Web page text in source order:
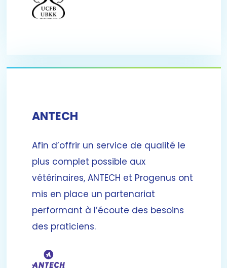
ANTECH
Afin d’offrir un service de qualité le
plus complet possible aux
vétérinaires, ANTECH et Progenus ont
mis en place un partenariat
performant à l’écoute des besoins
des praticiens.